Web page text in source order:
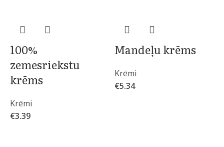
100%
zemesriekstu
krēms
Krēmi
€3.39
Mandeļu krēms
Krēmi
€5.34